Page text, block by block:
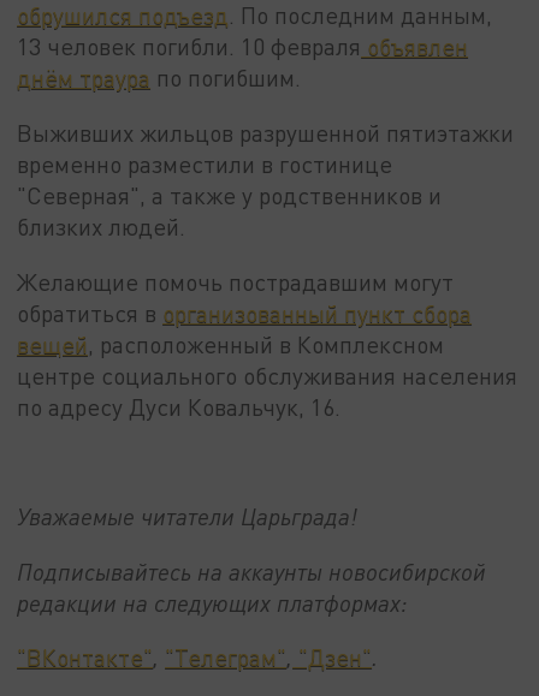
обрушился подъезд
. По последним данным,
13 человек погибли. 10 февраля объявлен
днём траура по погибшим.
Выживших жильцов разрушенной пятиэтажки
временно разместили в гостинице
"Северная", а также у родственников и
близких людей.
Желающие помочь пострадавшим могут
обратиться в организованный пункт сбора
вещей , расположенный в Комплексном
центре социального обслуживания населения
по адресу Дуси Ковальчук, 16.
Уважаемые читатели Царьграда!
Подписывайтесь на аккаунты новосибирской
редакции на следующих платформах:
"ВКонтакте", "Телеграм", "Дзен".